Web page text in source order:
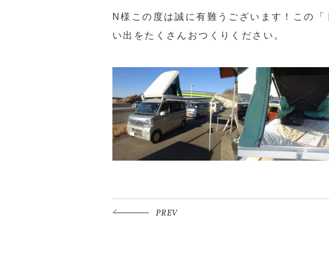
N様この度は誠に有難うございます！この「
い出をたくさんおつくりください。
PREV